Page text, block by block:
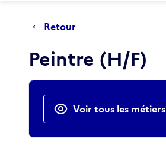
Retour
Peintre (H/F)
Actions rapides
Voir tous les métiers